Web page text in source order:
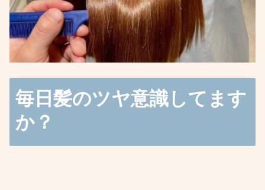
毎日髪のツヤ意識してます
か？